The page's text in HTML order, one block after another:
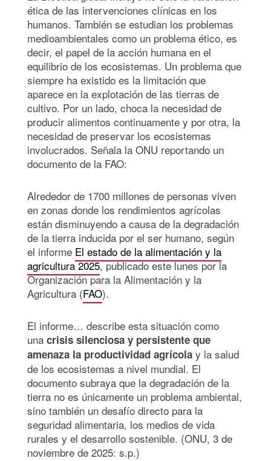
ética de las intervenciones clínicas en los
humanos. También se estudian los problemas
medioambientales como un problema ético, es
decir, el papel de la acción humana en el
equilibrio de los ecosistemas. Un problema que
siempre ha existido es la limitación que
aparece en la explotación de las tierras de
cultivo. Por un lado, choca la necesidad de
producir alimentos continuamente y por otra, la
necesidad de preservar los ecosistemas
involucrados. Señala la ONU reportando un
documento de la FAO:
Alrededor de 1700 millones de personas viven
en zonas donde los rendimientos agrícolas
están disminuyendo a causa de la degradación
de la tierra inducida por el ser humano, según
el informe El estado de la alimentación y la
agricultura 2025, publicado este lunes por la
Organización para la Alimentación y la
Agricultura (FAO).
El informe… describe esta situación como
una crisis silenciosa y persistente que
amenaza la productividad agrícola y la salud
de los ecosistemas a nivel mundial. El
documento subraya que la degradación de la
tierra no es únicamente un problema ambiental,
sino también un desafío directo para la
seguridad alimentaria, los medios de vida
rurales y el desarrollo sostenible. (ONU, 3 de
noviembre de 2025: s.p.)